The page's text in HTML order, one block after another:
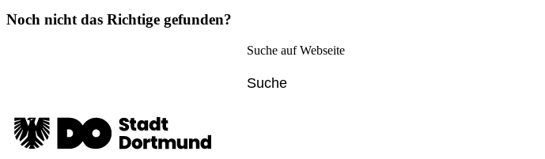
Noch nicht das Richtige gefunden?
Suche auf Webseite